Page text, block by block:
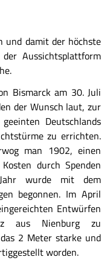
und damit der höchste
Aussichtsplattform
Bismarck am 30. Juli
der Wunsch laut, zur
Deutschlands
zu errichten.
man 1902, einen
durch Spenden
wurde mit dem
begonnen. Im April
Entwürfen
aus Nienburg zu
2 Meter starke und
worden.